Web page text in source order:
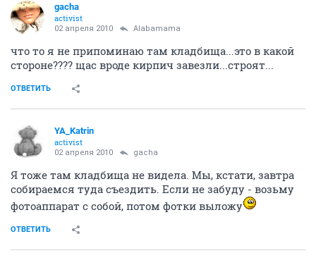
gacha
activist
02 апреля 2010 Alabamama
что то я не припоминаю там кладбища...это в какой
стороне???? щас вроде кирпич завезли...строят...
ОТВЕТИТЬ
YA_Katrin
activist
02 апреля 2010 gacha
Я тоже там кладбища не видела. Мы, кстати, завтра
собираемся туда съездить. Если не забуду - возьму
фотоаппарат с собой, потом фотки выложу
ОТВЕТИТЬ